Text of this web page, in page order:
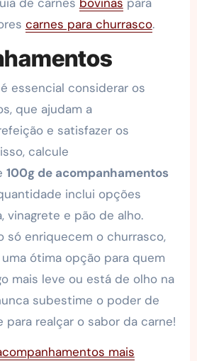
carnes para churrasco.
essencial considerar os
que ajudam a
e satisfazer os
calcule
100g de acompanhamentos
inclui opções
vinagrete e pão de alho.
só enriquecem o churrasco,
ótima opção para quem
mais leve ou está de olho na
subestime o poder de
para realçar o sabor da carne!
mais